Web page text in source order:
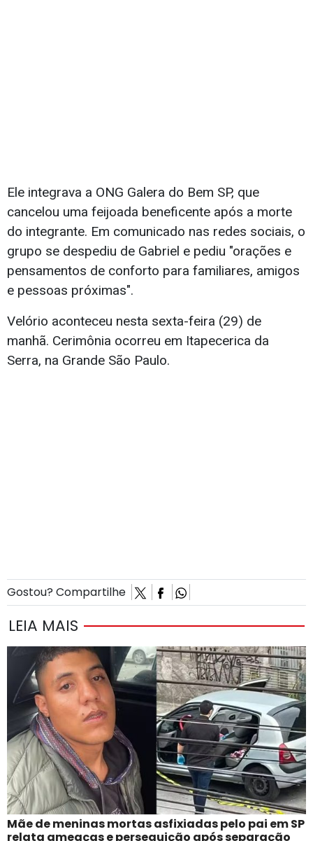
Ele integrava a ONG Galera do Bem SP, que
cancelou uma feijoada beneficente após a morte
do integrante. Em comunicado nas redes sociais, o
grupo se despediu de Gabriel e pediu "orações e
pensamentos de conforto para familiares, amigos
e pessoas próximas".
Velório aconteceu nesta sexta-feira (29) de
manhã. Cerimônia ocorreu em Itapecerica da
Serra, na Grande São Paulo.
Gostou? Compartilhe
LEIA MAIS
Mãe de meninas mortas asfixiadas pelo pai em SP
relata ameaças e perseguição após separação